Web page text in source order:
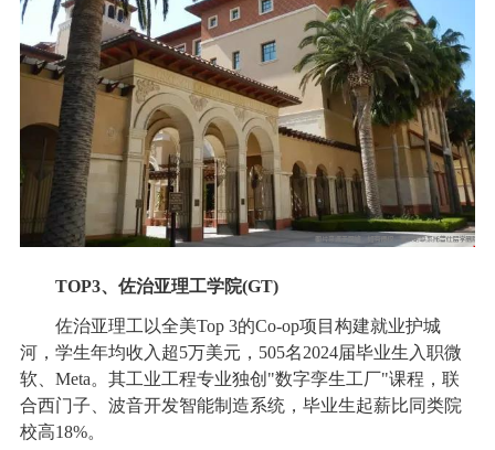
TOP3、佐治亚理工学院(GT)
佐治亚理工以全美Top 3的Co-op项目构建就业护城
河，学生年均收入超5万美元，505名2024届毕业生入职微
软、Meta。其工业工程专业独创"数字孪生工厂"课程，联
合西门子、波音开发智能制造系统，毕业生起薪比同类院
校高18%。